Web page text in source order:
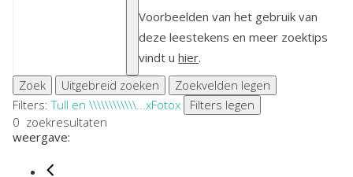
Voorbeelden van het gebruik van
deze leestekens en meer zoektips
vindt u hier.
Zoek
Uitgebreid zoeken
Zoekvelden legen
Filters:Tull en \\\\\\\\\\\\... xFotox
Filters legen
0 zoekresultaten
weergave: